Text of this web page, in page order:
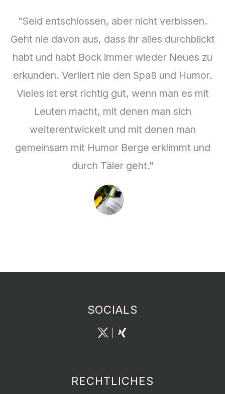
"Seid entschlossen, aber nicht verbissen.
Geht nie davon aus, dass ihr alles durchblickt
habt und habt Bock immer wieder Neues zu
erkunden. Verliert nie den Spaß und Humor.
Vieles ist erst richtig gut, wenn man es mit
Leuten macht, mit denen man sich
weiterentwickelt und mit denen man
gemeinsam mit Humor Berge erklimmt und
durch Täler geht."
SOCIALS
RECHTLICHES